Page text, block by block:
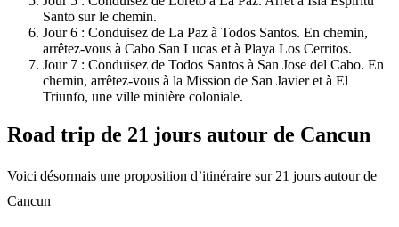
Santo sur le chemin.
Jour 6 : Conduisez de La Paz à Todos Santos. En chemin,
arrêtez-vous à Cabo San Lucas et à Playa Los Cerritos.
Jour 7 : Conduisez de Todos Santos à San Jose del Cabo. En
chemin, arrêtez-vous à la Mission de San Javier et à El
Triunfo, une ville minière coloniale.
Road trip de 21 jours autour de Cancun
Voici désormais une proposition d’itinéraire sur 21 jours autour de
Cancun